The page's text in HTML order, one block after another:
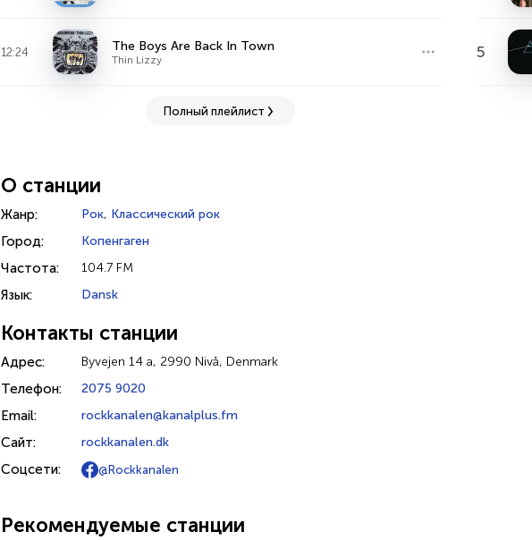
12:24 The Boys Are Back In Town
Thin Lizzy
Полный плейлист
5
О станции
Жанр: Рок, Классический рок
Город: Копенгаген
Частота: 104.7 FM
Язык: Dansk
Контакты станции
Адрес: Byvejen 14 a, 2990 Nivå, Denmark
Телефон: 2075 9020
Email: rockkanalen@kanalplus.fm
Сайт: rockkanalen.dk
Соцсети: @Rockkanalen
Рекомендуемые станции